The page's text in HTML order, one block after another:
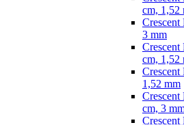
cm, 1,52
Crescent
3 mm
cm, 1,52
1,52 mm
cm, 3